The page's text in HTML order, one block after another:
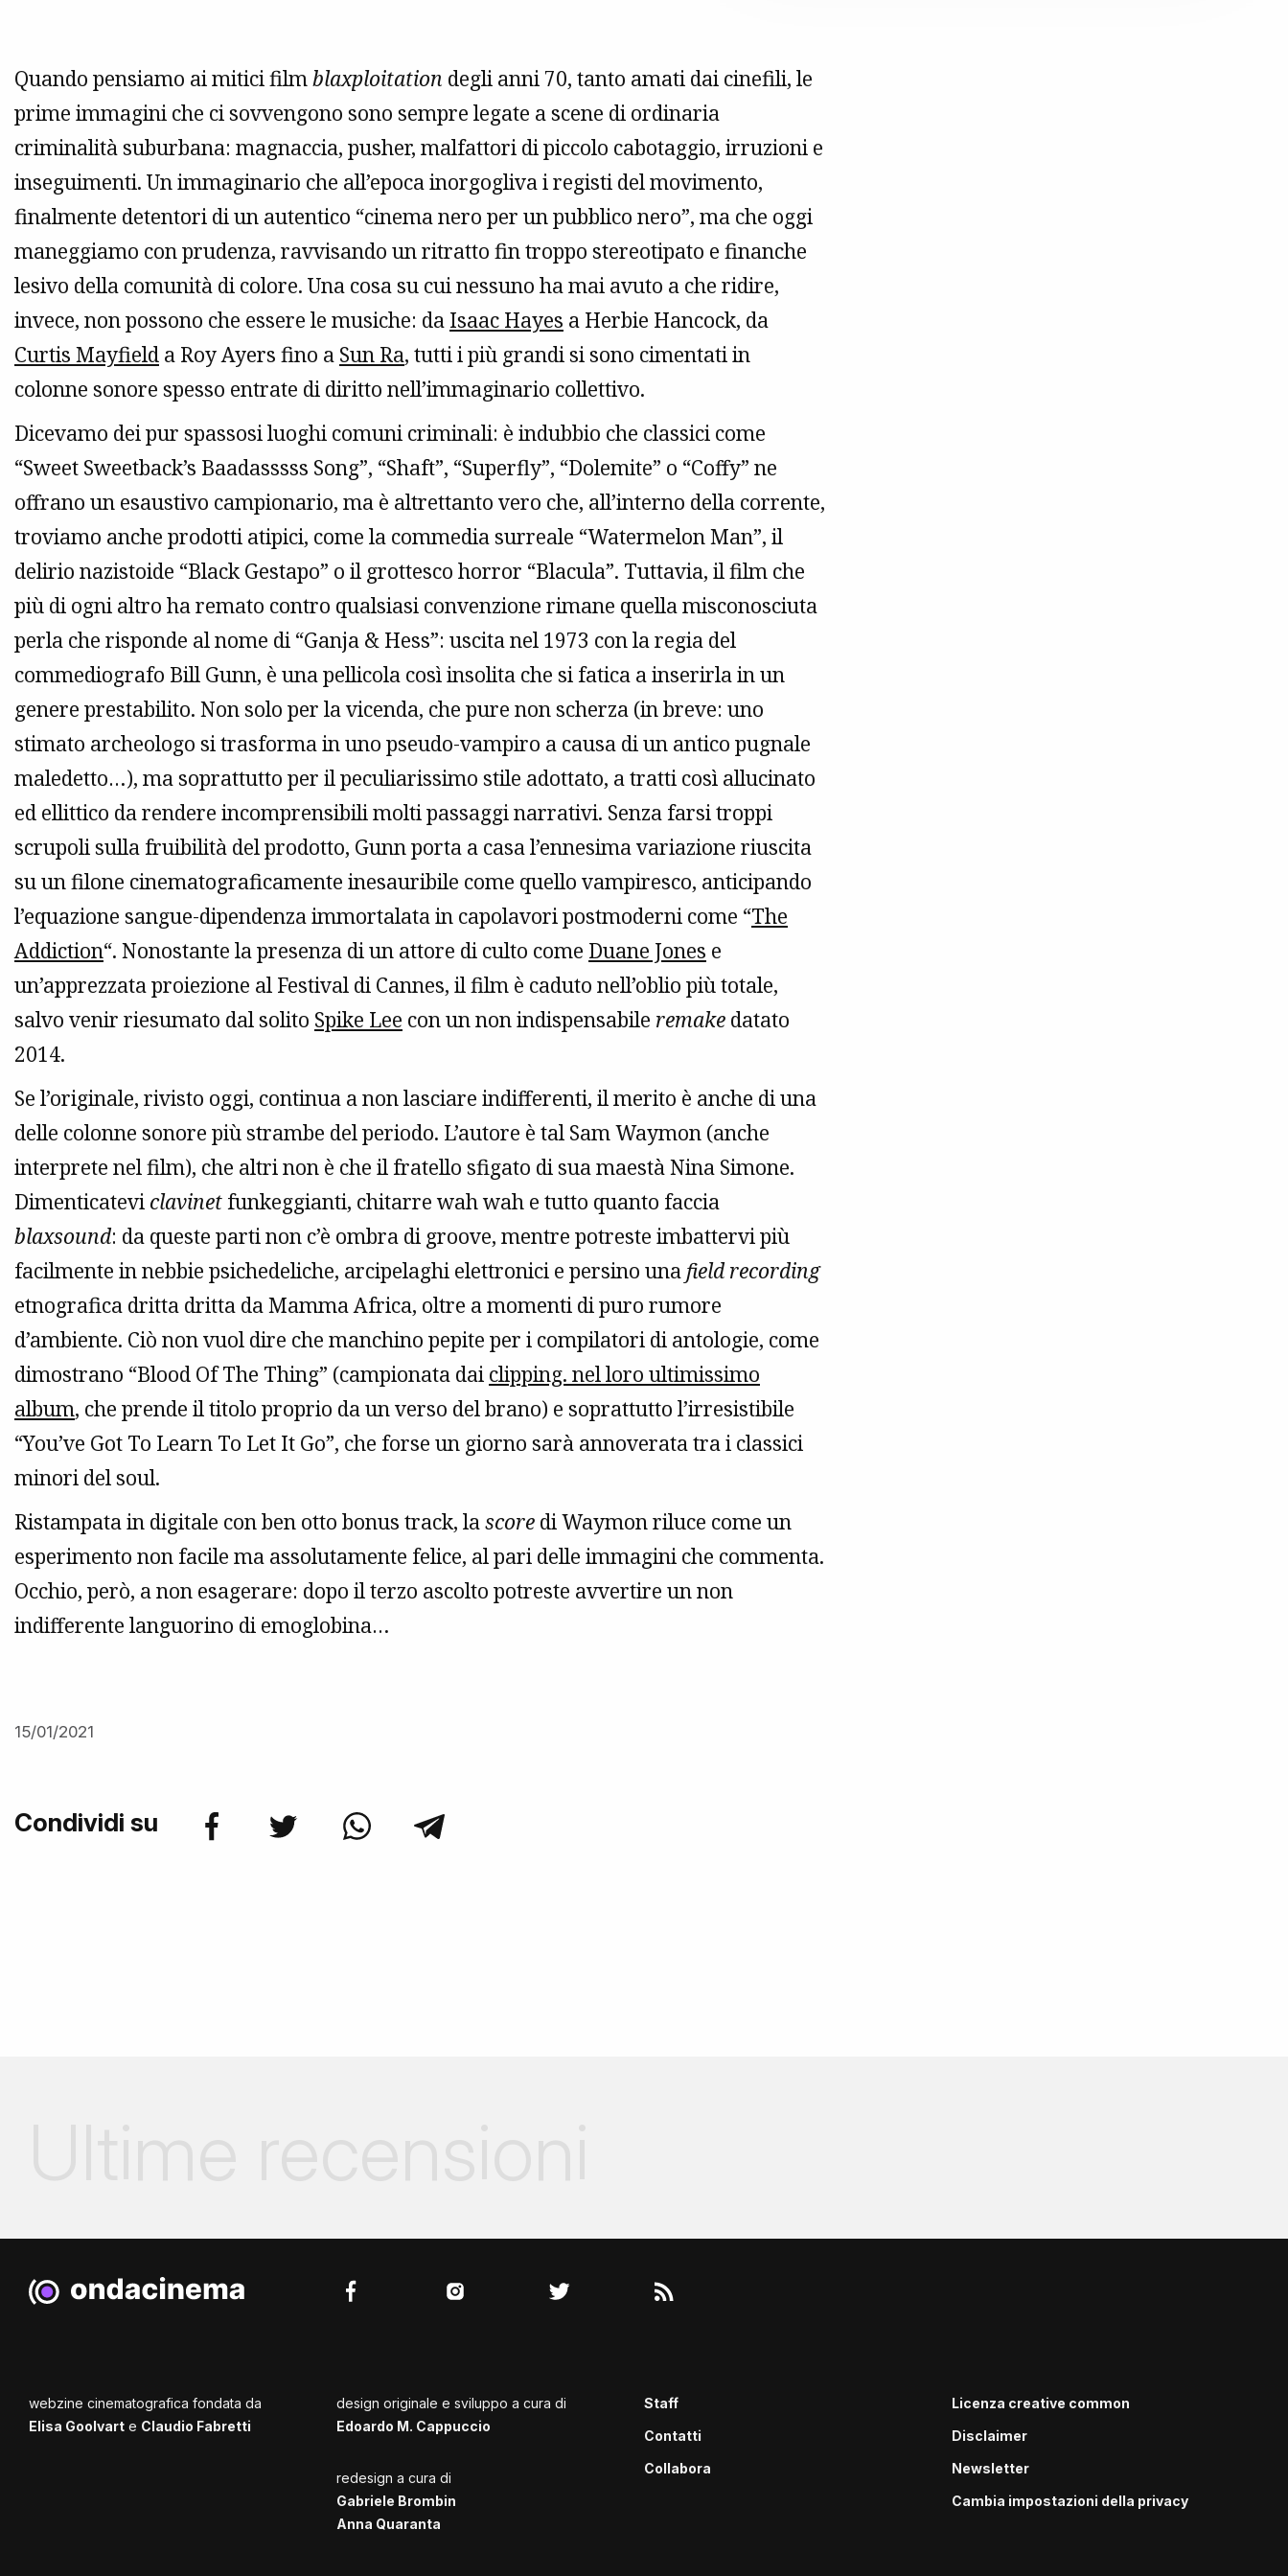
Quando pensiamo ai mitici filmblaxploitation degli anni 70, tanto amati dai cinefili, le
prime immagini che ci sovvengono sono sempre legate a scene di ordinaria
criminalità suburbana: magnaccia, pusher, malfattori di piccolo cabotaggio, irruzioni e
inseguimenti. Un immaginario che all’epoca inorgogliva i registi del movimento,
finalmente detentori di un autentico “cinema nero per un pubblico nero”, ma che oggi
maneggiamo con prudenza, ravvisando un ritratto fin troppo stereotipato e finanche
lesivo della comunità di colore. Una cosa su cui nessuno ha mai avuto a che ridire,
invece, non possono che essere le musiche: da Isaac Hayes a Herbie Hancock, da
Curtis Mayfield a Roy Ayers fino a Sun Ra, tutti i più grandi si sono cimentati in
colonne sonore spesso entrate di diritto nell’immaginario collettivo.
Dicevamo dei pur spassosi luoghi comuni criminali: è indubbio che classici come
“Sweet Sweetback’s Baadasssss Song”, “Shaft”, “Superfly”, “Dolemite” o “Coffy” ne
offrano un esaustivo campionario, ma è altrettanto vero che, all’interno della corrente,
troviamo anche prodotti atipici, come la commedia surreale “Watermelon Man”, il
delirio nazistoide “Black Gestapo” o il grottesco horror “Blacula”. Tuttavia, il film che
più di ogni altro ha remato contro qualsiasi convenzione rimane quella misconosciuta
perla che risponde al nome di “Ganja & Hess”: uscita nel 1973 con la regia del
commediografo Bill Gunn, è una pellicola così insolita che si fatica a inserirla in un
genere prestabilito. Non solo per la vicenda, che pure non scherza (in breve: uno
stimato archeologo si trasforma in uno pseudo-vampiro a causa di un antico pugnale
maledetto…), ma soprattutto per il peculiarissimo stile adottato, a tratti così allucinato
ed ellittico da rendere incomprensibili molti passaggi narrativi. Senza farsi troppi
scrupoli sulla fruibilità del prodotto, Gunn porta a casa l’ennesima variazione riuscita
su un filone cinematograficamente inesauribile come quello vampiresco, anticipando
l’equazione sangue-dipendenza immortalata in capolavori postmoderni come “The
Addiction“. Nonostante la presenza di un attore di culto come Duane Jones e
un’apprezzata proiezione al Festival di Cannes, il film è caduto nell’oblio più totale,
salvo venir riesumato dal solito Spike Lee con un non indispensabile remake datato
2014.
Se l’originale, rivisto oggi, continua a non lasciare indifferenti, il merito è anche di una
delle colonne sonore più strambe del periodo. L’autore è tal Sam Waymon (anche
interprete nel film), che altri non è che il fratello sfigato di sua maestà Nina Simone.
Dimenticatevi clavinet funkeggianti, chitarre wah wah e tutto quanto faccia
blaxsound: da queste parti non c’è ombra di groove, mentre potreste imbattervi più
facilmente in nebbie psichedeliche, arcipelaghi elettronici e persino una field recording
etnografica dritta dritta da Mamma Africa, oltre a momenti di puro rumore
d’ambiente. Ciò non vuol dire che manchino pepite per i compilatori di antologie, come
dimostrano “Blood Of The Thing” (campionata dai clipping. nel loro ultimissimo
album, che prende il titolo proprio da un verso del brano) e soprattutto l’irresistibile
“You’ve Got To Learn To Let It Go”, che forse un giorno sarà annoverata tra i classici
minori del soul.
Ristampata in digitale con ben otto bonus track, lascore di Waymon riluce come un
esperimento non facile ma assolutamente felice, al pari delle immagini che commenta.
Occhio, però, a non esagerare: dopo il terzo ascolto potreste avvertire un non
indifferente languorino di emoglobina…
15/01/2021
Condividi su
webzine cinematografica fondata da
Elisa Goolvart e Claudio Fabretti
design originale e sviluppo a cura di
Edoardo M. Cappuccio
redesign a cura di
Gabriele Brombin
Anna Quaranta
Staff
Contatti
Collabora
Licenza creative common
Disclaimer
Newsletter
Cambia impostazioni della privacy